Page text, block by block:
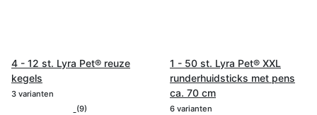
4 - 12 st. Lyra Pet® reuze
kegels
3 varianten
(9)
1 - 50 st. Lyra Pet® XXL
runderhuidsticks met pens
ca. 70 cm
6 varianten